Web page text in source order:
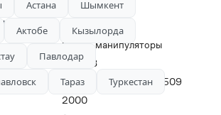
Краны-манипуляторы
КАМАЗ
АКП-30 (53213) ПМ-509
2000
Астана
Шымкент
Актобе
Кызылорда
Павлодар
Тараз Туркестан